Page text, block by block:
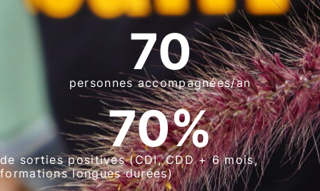
personnes accompagnées/an
70
de sorties positives (CDI, CDD + 6 mois,
formations longues durées)
70%